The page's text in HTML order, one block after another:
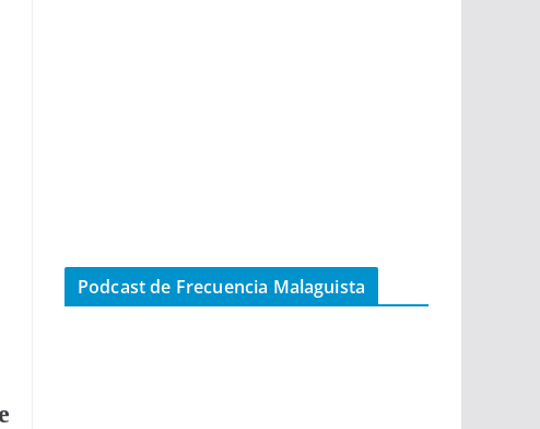
Podcast de Frecuencia Malaguista